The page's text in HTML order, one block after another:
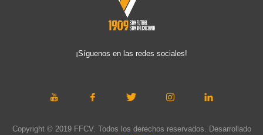
¡Síguenos en las redes sociales!
Copyright © 2019 FFCV. Todos los derechos reservados. Desarrollado